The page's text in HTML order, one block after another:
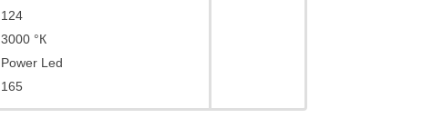
124
3000 °К
Power Led
165